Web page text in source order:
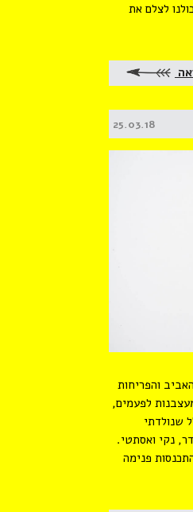
לצלם את
Posted
25.03.18
והפריחות
לפעמים,
שנולדתי
נקי ואסתטי.
פנימה